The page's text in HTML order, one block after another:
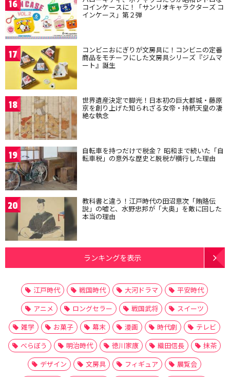
16 コインケースに！「サンリオキャラクターズ コ
インケース」第２弾
17 コンビニおにぎりが文房具に！コンビニの定番
商品をモチーフにした文房具シリーズ『ジムマ
ート』誕生
18 世界遺産決定で脚光！日本初の巨大都城・藤原
京を創り上げた知られざる女帝・持統天皇の凄
絶な執念
19 自転車を持つだけで税金？ 昭和まで続いた「自
転車税」の意外な歴史と脱税が横行した理由
20 教科書と違う！江戸時代の田沼意次「賄賂伝
説」の嘘と、水野忠邦が「大奥」を敵に回した
本当の理由
ランキングを表示
江戸時代 戦国時代 大河ドラマ
平安時代
アニメ
ロングセラー 戦国武将
スイーツ
雑学
お菓子 幕末 漫画 時代劇
テレビ
べらぼう
明治時代 徳川家康 織田信長
抹茶
デザイン
文房具 フィギュア
展覧会